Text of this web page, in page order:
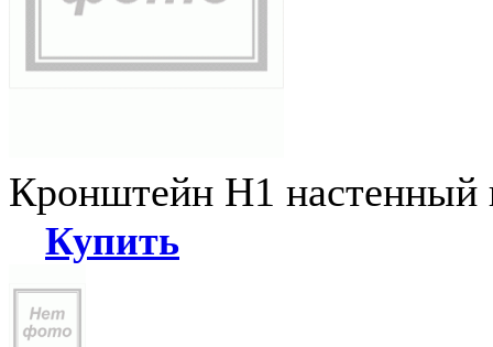
Кронштейн Н1
Купить